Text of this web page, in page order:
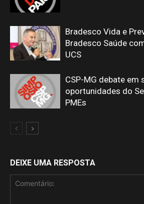
Bradesco Vida e
Bradesco Saúde
UCS
CSP-MG debate em
oportunidades do
PMEs
DEIXE UMA RESPOSTA